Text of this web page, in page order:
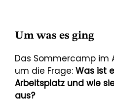
Um was es ging
Das Sommercamp im
um die Frage: Was ist
Arbeitsplatz und wie
aus?